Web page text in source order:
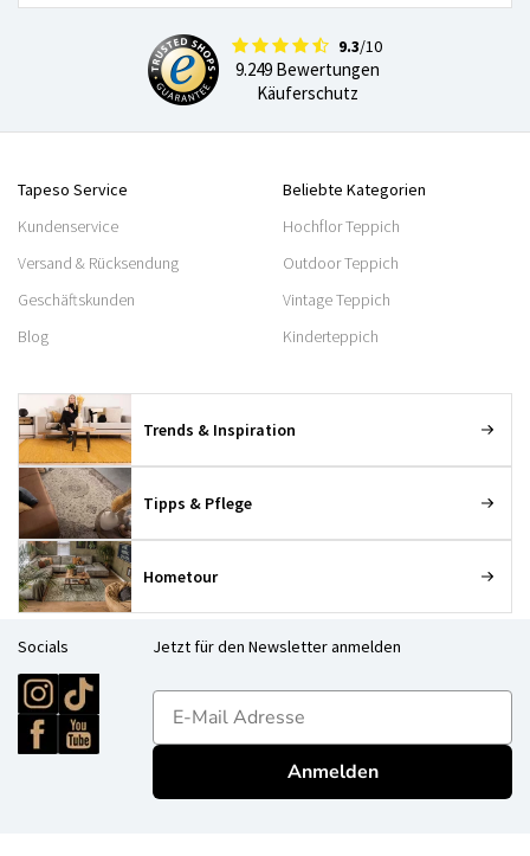
9.3/10
9.249 Bewertungen
Käuferschutz
Tapeso Service
Kundenservice
Versand & Rücksendung
Geschäftskunden
Blog
Beliebte Kategorien
Hochflor Teppich
Outdoor Teppich
Vintage Teppich
Kinderteppich
Trends & Inspiration
Tipps & Pflege
Hometour
Socials Jetzt für den Newsletter anmelden
E-mailadres
Anmelden